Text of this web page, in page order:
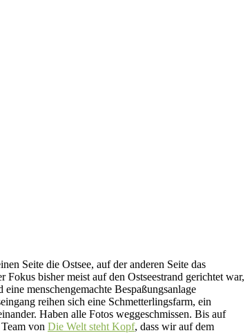
Seite die Ostsee, auf der anderen Seite das
bisher meist auf den Ostseestrand gerichtet war,
menschengemachte Bespaßungsanlage
reihen sich eine Schmetterlingsfarm, ein
Haben alle Fotos weggeschmissen. Bis auf
von Die Welt steht Kopf, dass wir auf dem